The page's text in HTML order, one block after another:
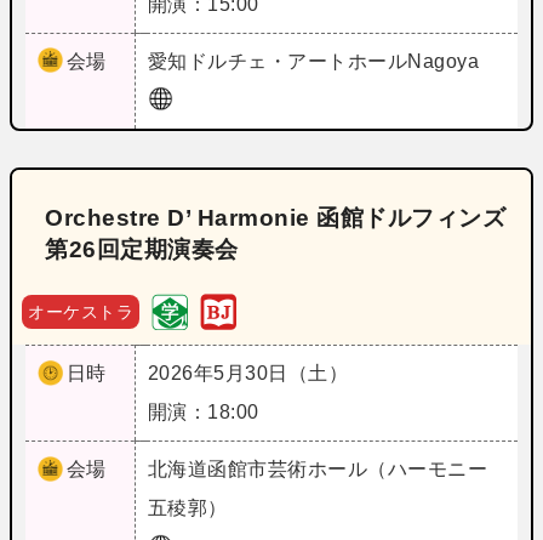
会場 愛知 ドルチェ・アートホールNagoya
Orchestre D’ Harmonie 函館ドルフィンズ
第26回定期演奏会
オーケストラ
日時
2026年5月30日（土）
開演：18:00
会場 北海道函館市芸術ホール（ハーモニー
五稜郭）